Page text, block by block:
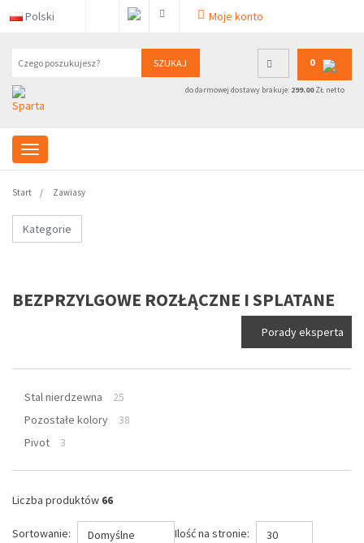
Polski Moje konto
SZUKAJ 0
do darmowej dostawy brakuje: 299.00ZŁ netto
Start Zawiasy
Kategorie
BEZPRZYLGOWE ROZŁĄCZNE I SPLATANE
Porady eksperta
Stal nierdzewna
25
Pozostałe kolory
38
Pivot
3
Liczba produktów 66
Sortowanie: Domyślne Ilość na stronie: 30